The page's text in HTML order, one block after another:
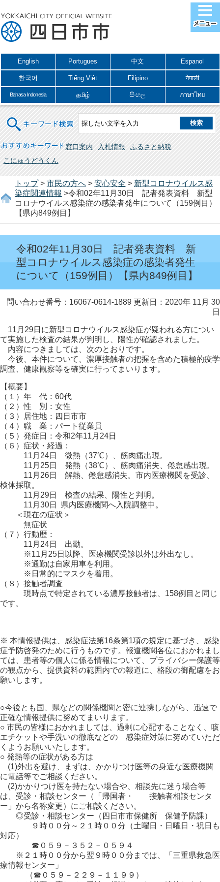
English Portugues 中文 Espanol
한국어 Tiếng Việt Filipino नेपाली
Bahasa Indonesia தமிழ் සිංහල ภาษาไทย
キーワード検索
おすすめキーワード 窓口案内 入札情報
ふるさと納税
こにゅうどうくん
トップ> 市民の方へ > 安心安全 > 新型コロナウイルス感
染症関連情報 >令和02年11月30日 記者発表資料 新型
コロナウイルス感染症の感染者発生について（159例目）
【県内849例目】
令和02年11月30日 記者発表資料 新
型コロナウイルス感染症の感染者発生
について（159例目）【県内849例目】
問い合わせ番号：16067-0614-1889 更新日：2020年 11月 30
日
11月29日に新型コロナウイルス感染症が疑われる方につい
て実施した検査の結果が判明し、陽性が確認されました。
内容につきましては、次のとおりです。
今後、本件について、濃厚接触者の把握を含めた積極的疫学
調査、健康観察等を確実に行ってまいります。
【概要】
（１）年 代：60代
（２）性 別：女性
（３）居住地：四日市市
（４）職 業：パート従業員
（５）発症日：令和2年11月24日
（６）症状・経過：
11月24日 微熱（37℃）、筋肉痛出現。
11月25日 発熱（38℃）、筋肉痛消失、倦怠感出現。
11月26日 解熱、倦怠感消失。市内医療機関を受診、
検体採取。
11月29日 検査の結果、陽性と判明。
11月30日 県内医療機関へ入院調整中。
＜現在の症状＞
無症状
（７）行動歴：
11月24日 出勤。
※11月25日以降、医療機関受診以外は外出なし。
※通勤は自家用車を利用。
※日常的にマスクを着用。
（８）接触者調査
現時点で特定されている濃厚接触者は、158例目と同じ
です。
※ 本情報提供は、感染症法第16条第1項の規定に基づき、感染
症予防啓発のために行うものです。報道機関各位におかれまし
ては、患者等の個人に係る情報について、プライバシー保護等
の観点から、提供資料の範囲内での報道に、格段の御配慮をお
願いします。
○今後とも国、県などの関係機関と密に連携しながら、迅速で
正確な情報提供に努めてまいります。
○ 市民の皆様におかれましては、過剰に心配することなく、咳
エチケットや手洗いの徹底などの 感染症対策に努めていただ
くようお願いいたします。
○ 発熱等の症状がある方は
(1)外出を避け、まずは、かかりつけ医等の身近な医療機関
に電話等でご相談ください。
(2)かかりつけ医を持たない場合や、相談先に迷う場合等
は、受診・相談センター（「帰国者・ 接触者相談センタ
ー」から名称変更）にご相談ください。
◎受診・相談センター（四日市市保健所 保健予防課）
９時００分～２１時００分（土曜日・日曜日・祝日も
対応）
☎０５９－３５２－０５９４
※２１時００分から翌９時００分までは、「三重県救急医
療情報センター」
（☎０５９－２２９－１１９９）